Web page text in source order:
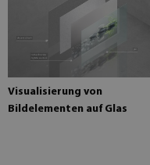
Visualisierung von
Bildelementen auf Glas